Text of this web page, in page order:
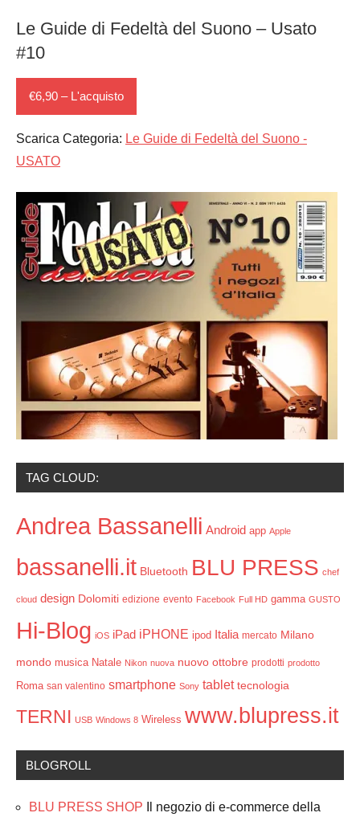
Le Guide di Fedeltà del Suono – Usato
#10
€6,90 – L'acquisto
Scarica Categoria: Le Guide di Fedeltà del Suono -
USATO
TAG CLOUD:
Andrea Bassanelli Android app Apple
bassanelli.it Bluetooth BLU PRESS chef
cloud design Dolomiti edizione evento Facebook Full HD gamma GUSTO
Hi-Blog iOS iPad iPHONE ipod Italia mercato Milano
mondo musica Natale Nikon nuova nuovo ottobre prodotti prodotto
Roma san valentino smartphone Sony tablet tecnologia
TERNI USB Windows 8 Wireless www.blupress.it
BLOGROLL
BLU PRESS SHOP Il negozio di e-commerce della